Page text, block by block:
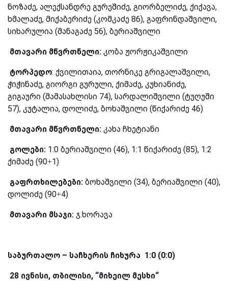
ნოზაძე, ალექსანდრე გურეშიძე, გიორბელიძე, ქიქავა,
ხმალაძე, მიქაბერიძე (კოშკაძე 86), გაფრინდაშვილი,
სიხარულია (მანაგაძე 56), ბერიაშვილი
მთავარი მწვრთნელი: კობა ჟორჟიკაშვილი
ტორპედო: ქვილითაია, თორნიკე გრიგალაშვილი,
ჭიჭინაძე, გიორგი გურული, ქიმაძე, კუხიანიძე,
გიგაური (მამასახლისი 74), სარდალიშვილი (ტუღუში
57), კუტალია, დოლიძე, ბოხაშვილი (წიქარიძე 46)
მთავარი მწვრთნელი: კახა ჩხეტიანი
გოლები: 1:0 ბერიაშვილი (46), 1:1 წიქარიძე (85), 1:2
ქიმაძე (90+1)
გაფრთხილებები: ბოხაშვილი (34), ბერიაშვილი (40),
დოლიძე (90+4)
მთავარი მსაჯი: ჯ.ხორავა
საბურთალო – საჩხერის ჩიხურა 1:0 (0:0)
28 ივნისი, თბილისი, “მიხეილ მესხი“